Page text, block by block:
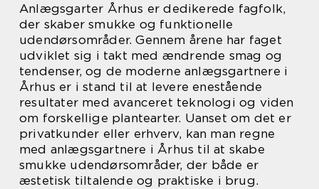
Anlægsgarter Århus er dedikerede fagfolk,
der skaber smukke og funktionelle
udendørsområder. Gennem årene har faget
udviklet sig i takt med ændrende smag og
tendenser, og de moderne anlægsgartnere i
Århus er i stand til at levere enestående
resultater med avanceret teknologi og viden
om forskellige plantearter. Uanset om det er
privatkunder eller erhverv, kan man regne
med anlægsgartnere i Århus til at skabe
smukke udendørsområder, der både er
æstetisk tiltalende og praktiske i brug.